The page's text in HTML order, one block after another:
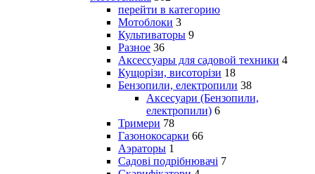
перейти в категорию
Мотоблоки 3
Культиваторы 9
Разное 36
Аксессуары для садовой техники 4
Кущорізи, висоторізи 18
Бензопили, електропили 38
Аксесуари (Бензопили,
електропили) 6
Тримери 78
Газонокосарки 66
Аэраторы 1
Садові подрібнювачі 7